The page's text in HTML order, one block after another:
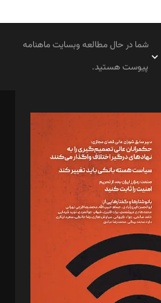
شما در حال مطالعه وبسایت ماهنامه
پیوست هستید.
یسنا امان‌پور، سروش کرمیان،
زهرا فکرانه، فائزه فتحی